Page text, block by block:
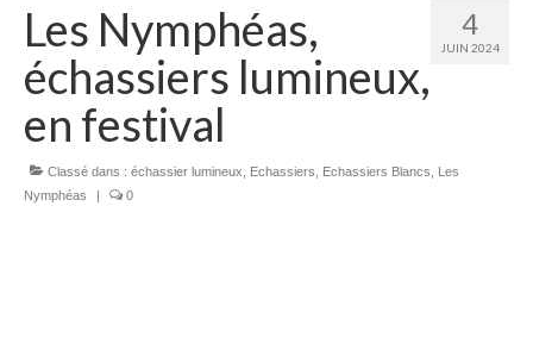
4
JUIN 2024
Les Nymphéas,
échassiers lumineux,
en festival
Classé dans : échassier lumineux, Echassiers, Echassiers Blancs, Les
Nymphéas
0